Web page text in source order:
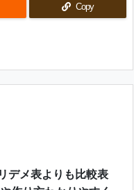
Copy
デメ表よりも比較表